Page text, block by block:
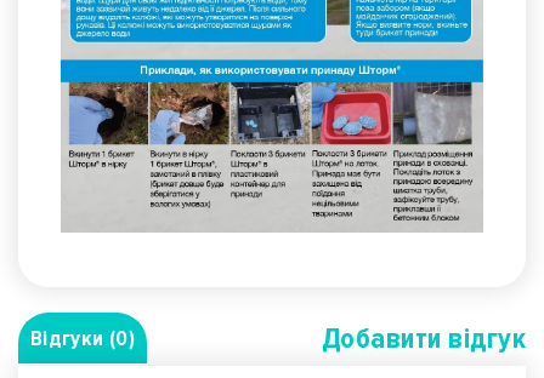
Відгуки (0) Добавити вiдгук